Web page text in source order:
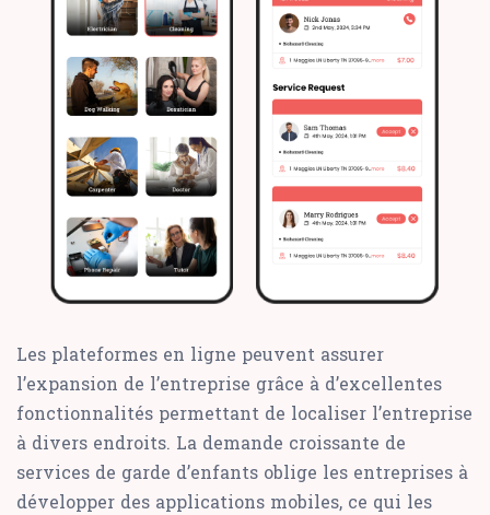
Les plateformes en ligne peuvent assurer
l’expansion de l’entreprise grâce à d’excellentes
fonctionnalités permettant de localiser l’entreprise
à divers endroits. La demande croissante de
services de garde d’enfants oblige les entreprises à
développer des applications mobiles, ce qui les